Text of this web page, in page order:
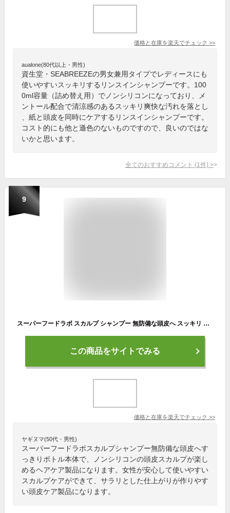
価格と在庫を楽天でチェック >>
aualone(80代以上・男性)
資生堂・SEABREEZEの男女兼用タイプでレディースにも
使いやすいスッキリするリンスインシャンプーです。100
0ml容量（詰め替え用）でノンシリコンになっており、メ
ントール配合で清涼感のあるスッキリ爽快な汚れを落とし
、紙と頭皮を同時にケアするリンスインシャンプーです。
コスト的にも他と遜色のないものですので、良いのではな
いかと思います。
全てのおすすめコメント (1 件) >
9
スーパーフードラボ スカルプ シャンプー 無防備な頭皮へ スッキリ ボトル本体 480ml メンズ レディース SUPERFOOD LAB スカルプケア 頭皮スカルプ ノンシリコン SFL
この商品をサイトでみる
価格と在庫を楽天でチェック >>
ヤギヌマ(50代・男性)
スーパーフードラボスカルプシャンプー無防備な頭皮へす
っきりボトル本体で、ノンシリコンの頭皮スカルプが楽し
めるヘアケア製品になります。女性が安心して使いやすい
スカルプケアができて、サラリとした仕上がりが作りやす
い頭皮ケア製品になります。